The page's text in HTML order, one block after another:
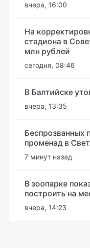
вчера, 16:00
На
стадиона в
млн рублей
сегодня, 08:46
В Балтийске
вчера, 13:35
Беспрозванных
променад в
7 минут назад
В зоопарке
построить на
вчера, 14:23